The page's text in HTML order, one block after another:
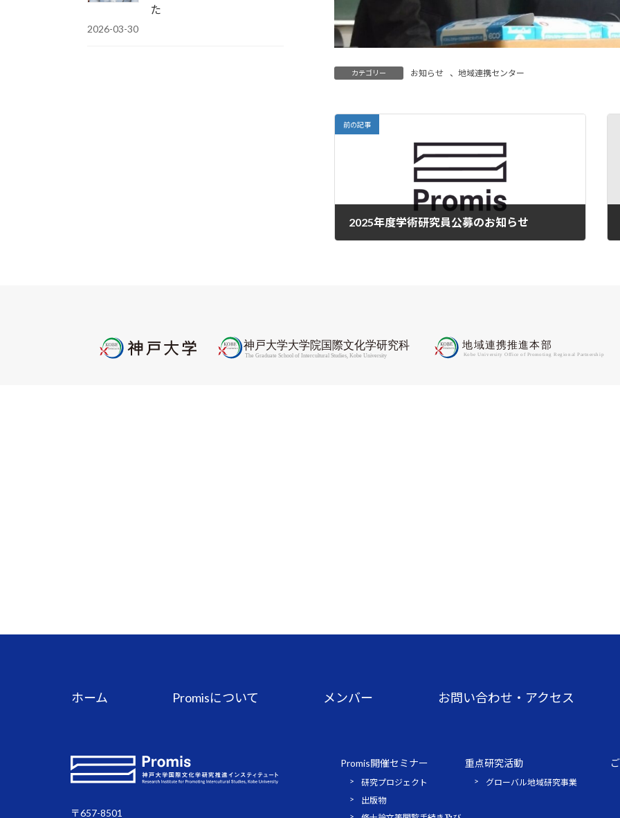
カテゴリー お知らせ 、地域連携センター
前の記事
2025年度学術研究員公募のお知らせ
た
2026-03-30
ホーム Promisについて メンバー お問い合わせ・アクセス
〒657-8501
Promis開催セミナー
研究プロジェクト
出版物
重点研究活動
グローバル地域研究事業